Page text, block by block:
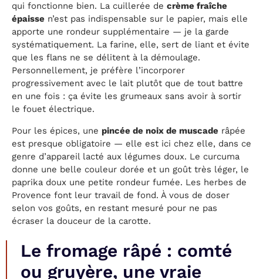
qui fonctionne bien. La cuillerée de crème fraîche
épaisse n’est pas indispensable sur le papier, mais elle
apporte une rondeur supplémentaire — je la garde
systématiquement. La farine, elle, sert de liant et évite
que les flans ne se délitent à la démoulage.
Personnellement, je préfère l’incorporer
progressivement avec le lait plutôt que de tout battre
en une fois : ça évite les grumeaux sans avoir à sortir
le fouet électrique.
Pour les épices, une pincée de noix de muscade râpée
est presque obligatoire — elle est ici chez elle, dans ce
genre d’appareil lacté aux légumes doux. Le curcuma
donne une belle couleur dorée et un goût très léger, le
paprika doux une petite rondeur fumée. Les herbes de
Provence font leur travail de fond. À vous de doser
selon vos goûts, en restant mesuré pour ne pas
écraser la douceur de la carotte.
Le fromage râpé : comté
ou gruyère, une vraie